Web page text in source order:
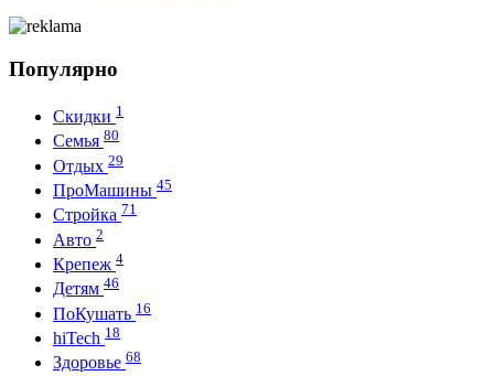
Популярно
Скидки 1
Семья 80
Отдых 29
ПроМашины 45
Стройка 71
Авто 2
Крепеж 4
Детям 46
ПоКушать 16
hiTech 18
Здоровье 68